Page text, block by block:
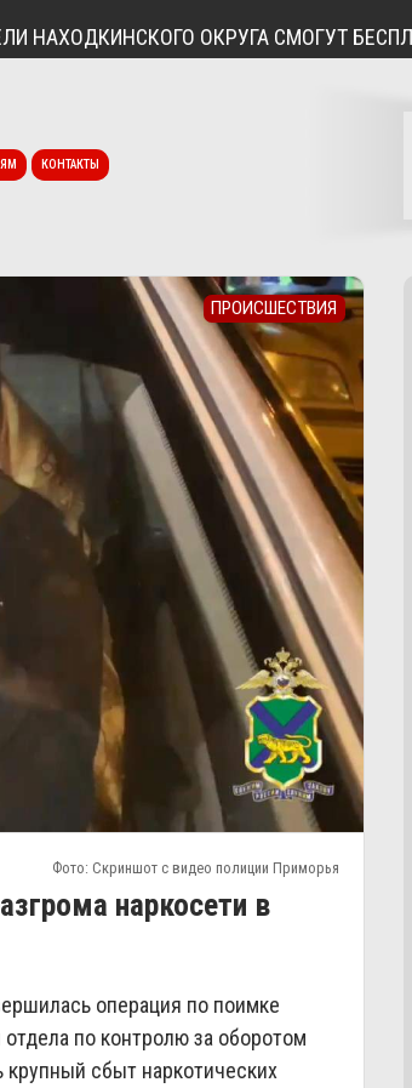
КОНТАКТЫ
ОКРУГА СМОГУТ
ПРОИСШЕСТВИЯ
Фото: Скриншот с видео полиции Приморья
наркосети в
операция по поимке
по контролю за оборотом
сбыт наркотических